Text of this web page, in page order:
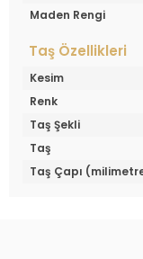
Maden Rengi
Taş Özellikleri
Kesim
Renk
Taş Şekli
Taş
Taş Çapı